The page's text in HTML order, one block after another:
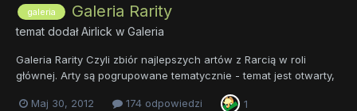
galeria Galeria Rarity
temat dodałAirlick w Galeria
Galeria Rarity Czyli zbiór najlepszych artów z Rarcią w roli
głównej. Arty są pogrupowane tematycznie - temat jest otwarty,
segregować. For Fabulosity! Użytkownicy szczególnie zasłużeni
Maj 30, 2012 174 odpowiedzi 1